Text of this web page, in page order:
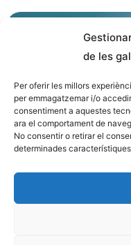
de les
Per oferir les millors
per emmagatzemar i/o
consentiment a aquestes
ara el comportament de
No consentir o retirar el
determinades
Lloguer